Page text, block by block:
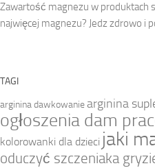
Zawartość magnezu w produktach
najwięcej magnezu? Jedz zdrowo i
TAGI
arginina dawkowaniearginina
ogłoszenia dam
kolorowanki dla dzieci jaki
oduczyć szczeniaka